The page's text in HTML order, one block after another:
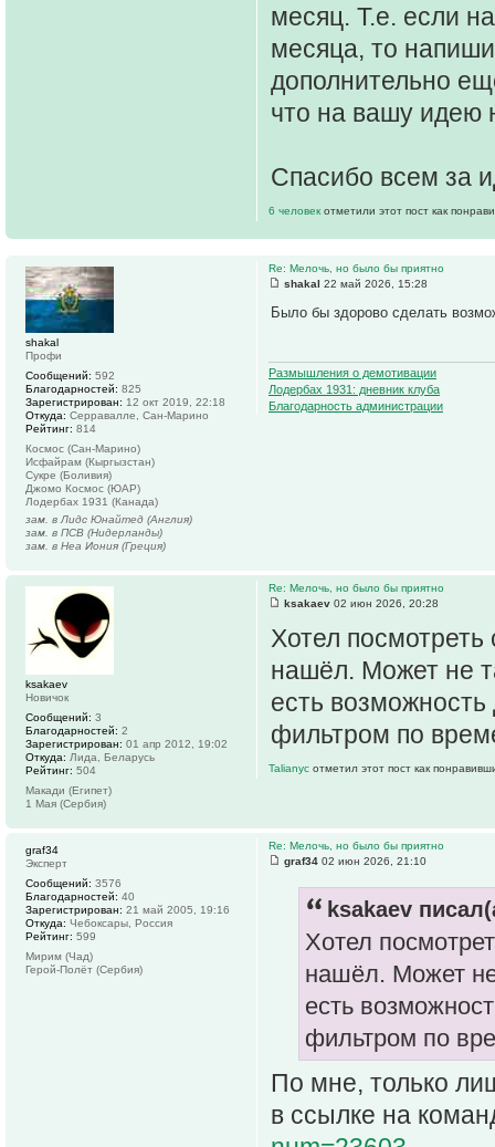
месяц. Т.е. если
месяца, то
дополнительно
что на вашу идею
Спасибо всем за
6 человек отметили этот пост как
Re: Мелочь, но было бы приятно
shakal 22 май 2026, 15:28
Было бы здорово сделать
Размышления о демотивации
Лодербах 1931: дневник клуба
Благодарность администрации
shakal
Профи
Сообщений: 592
Благодарностей: 825
Зарегистрирован: 12 окт 2019, 22:18
Откуда: Серравалле, Сан-Марино
Рейтинг: 814
Космос (Сан-Марино)
Исфайрам (Кыргызстан)
Сукре (Боливия)
Джомо Космос (ЮАР)
Лодербах 1931 (Канада)
зам. в Лидс Юнайтед (Англия)
зам. в ПСВ (Нидерланды)
зам. в Неа Иония (Греция)
Re: Мелочь, но было бы приятно
ksakaev 02 июн 2026, 20:28
Хотел посмотреть
нашёл. Может не
есть
фильтром по
Talianyc отметил этот пост как
ksakaev
Новичок
Сообщений: 3
Благодарностей: 2
Зарегистрирован: 01 апр 2012, 19:02
Откуда: Лида, Беларусь
Рейтинг: 504
Макади (Египет)
1 Мая (Сербия)
Re: Мелочь, но было бы приятно
graf34 02 июн 2026, 21:10
ksakaev
Хотел
нашёл. Может не
есть
фильтром по
По мне, только
в ссылке на
graf34
Эксперт
Сообщений: 3576
Благодарностей: 40
Зарегистрирован: 21 май 2005, 19:16
Откуда: Чебоксары, Россия
Рейтинг: 599
Мирим (Чад)
Герой-Полёт (Сербия)